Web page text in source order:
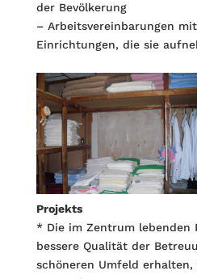
der Bevölkerung
– Arbeitsvereinbarungen
Einrichtungen, die sie
Projekts
* Die im Zentrum lebenden
bessere Qualität der
schöneren Umfeld